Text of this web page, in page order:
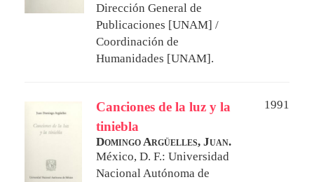
Dirección General de
Publicaciones [UNAM] /
Coordinación de
Humanidades [UNAM].
Canciones de la luz y la
tiniebla
1991
Domingo Argüelles, Juan.
México, D. F.: Universidad
Nacional Autónoma de